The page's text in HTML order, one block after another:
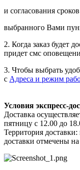
и согласования
выбранного Вами
2. Когда заказ будет
придет смс
3. Чтобы выбрать
с Адреса и режим
Условия экспресс-
Доставка
пятницу с 12.00 до
Территория
доставки отмечены на